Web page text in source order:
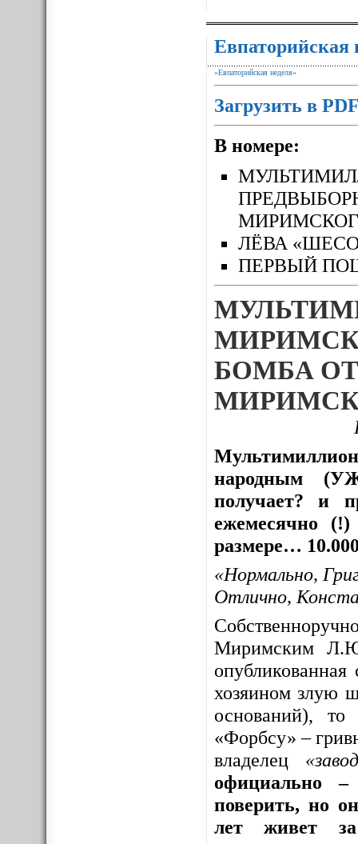
Евпаторийская
«Евпаторийская неделя»
Загрузить в
В номере:
ЛЁВА
ПЕРВЫЙ
БОМБА
народным
получает? и
ежемесячно
размере…
«Нормально,
Отлично,
Миримским
хозяином злую
оснований), то
«Форбсу» –
владелец
официально
поверить, но
лет живет за